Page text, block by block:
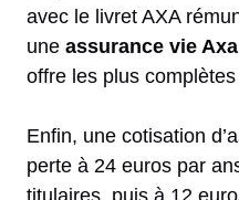
avec le livret AXA
une assurance vie Axa
offre les plus
Enfin, une cotisation
perte à 24 euros par